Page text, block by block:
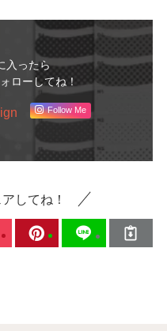
入ったら
ローしてね！
Follow Me
してね！